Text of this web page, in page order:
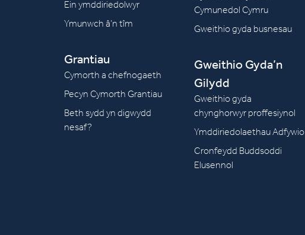
Ein ymddiriedolwyr
Ymunwch â’n tîm
Grantiau
Cymorth a chefnogaeth
Pecyn Cymorth Grantiau
Beth sydd yn digwydd
nesaf?
Cymunedol Cymru
Gweithio gyda busnesau
Gweithio Gyda’n
Gilydd
Gweithio gyda
chynghorwyr proffesiynol
Ymddiriedolaethau Adfywio
Cronfeydd Buddsoddi
Elusennol